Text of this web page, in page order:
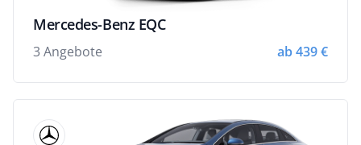
Mercedes-Benz EQC
3 Angebote ab 439 €